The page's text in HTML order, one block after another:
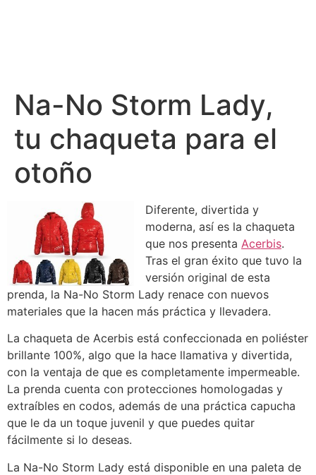
Na-No Storm Lady,
tu chaqueta para el
otoño
Diferente, divertida y
moderna, así es la chaqueta
que nos presenta Acerbis.
Tras el gran éxito que tuvo la
versión original de esta
prenda, la Na-No Storm Lady renace con nuevos
materiales que la hacen más práctica y llevadera.
La chaqueta de Acerbis está confeccionada en poliéster
brillante 100%, algo que la hace llamativa y divertida,
con la ventaja de que es completamente impermeable.
La prenda cuenta con protecciones homologadas y
extraíbles en codos, además de una práctica capucha
que le da un toque juvenil y que puedes quitar
fácilmente si lo deseas.
La Na-No Storm Lady está disponible en una paleta de